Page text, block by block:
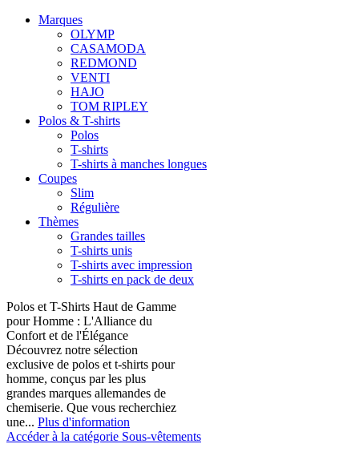
Marques
OLYMP
CASAMODA
REDMOND
VENTI
HAJO
TOM RIPLEY
Polos & T-shirts
Polos
T-shirts
T-shirts à manches longues
Coupes
Slim
Régulière
Thèmes
Grandes tailles
T-shirts unis
T-shirts avec impression
T-shirts en pack de deux
Polos et T-Shirts Haut de Gamme
pour Homme : L'Alliance du
Confort et de l'Élégance
Découvrez notre sélection
exclusive de polos et t-shirts pour
homme, conçus par les plus
grandes marques allemandes de
chemiserie. Que vous recherchiez
une... Plus d'information
Accéder à la catégorie Sous-vêtements